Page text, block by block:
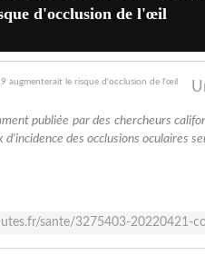
d'occlusion de l'œil
publiée par des chercheurs
des occlusions oculaires